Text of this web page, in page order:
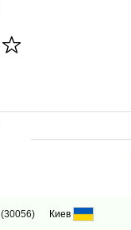
(30056) Киев